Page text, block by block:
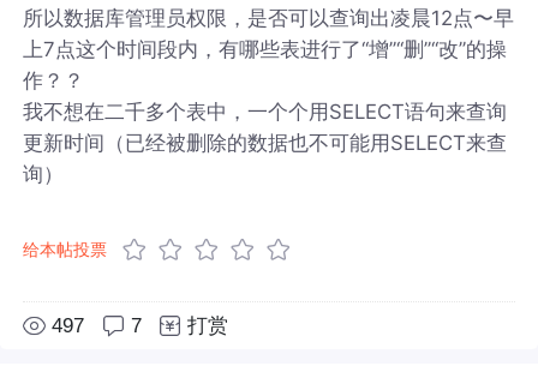
所以数据库管理员权限，是否可以查询出凌晨12点〜早
上7点这个时间段内，有哪些表进行了“增”“删”“改”的操
作？？
我不想在二千多个表中，一个个用SELECT语句来查询
更新时间（已经被删除的数据也不可能用SELECT来查
询）
给本帖投票
497 7 打赏